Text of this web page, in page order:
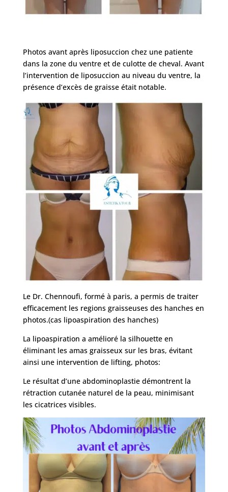
Photos avant après liposuccion chez une patiente
dans la zone du ventre et de culotte de cheval. Avant
l’intervention de liposuccion au niveau du ventre, la
présence d’excès de graisse était notable.
Le Dr. Chennoufi, formé à paris, a permis de traiter
efficacement les regions graisseuses des hanches en
photos.(cas lipoaspiration des hanches)
La lipoaspiration a amélioré la silhouette en
éliminant les amas graisseux sur les bras, évitant
ainsi une intervention de lifting, photos:
Le résultat d’une abdominoplastie démontrent la
rétraction cutanée naturel de la peau, minimisant
les cicatrices visibles.